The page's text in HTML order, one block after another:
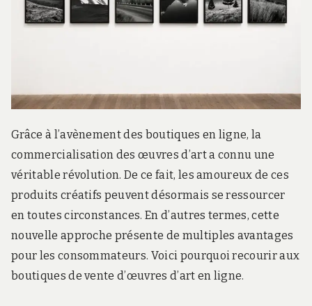
d
s
Grâce à l’avènement des boutiques en ligne, la
commercialisation des œuvres d’art a connu une
véritable révolution. De ce fait, les amoureux de ces
produits créatifs peuvent désormais se ressourcer
en toutes circonstances. En d’autres termes, cette
nouvelle approche présente de multiples avantages
pour les consommateurs. Voici pourquoi recourir aux
boutiques de vente d’œuvres d’art en ligne.